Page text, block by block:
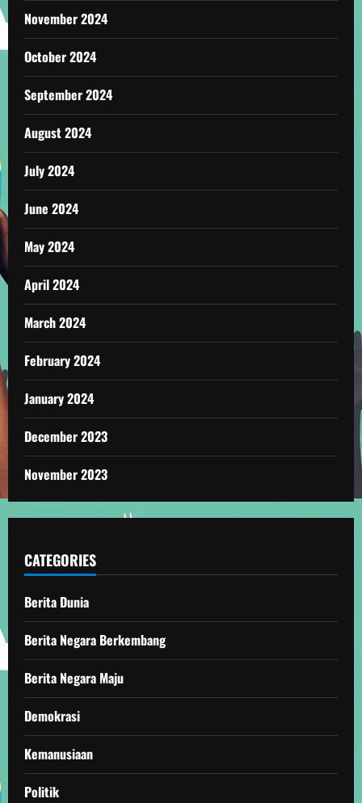
November 2024
October 2024
September 2024
August 2024
July 2024
June 2024
May 2024
April 2024
March 2024
February 2024
January 2024
December 2023
November 2023
CATEGORIES
Berita Dunia
Berita Negara Berkembang
Berita Negara Maju
Demokrasi
Kemanusiaan
Politik